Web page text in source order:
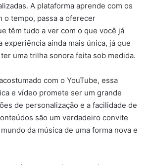
A plataforma aprende com os
o tempo, passa a oferecer
têm tudo a ver com o que você já
experiência ainda mais única, já que
uma trilha sonora feita sob medida.
com o YouTube, essa
e vídeo promete ser um grande
de personalização e a facilidade de
são um verdadeiro convite
da música de uma forma nova e